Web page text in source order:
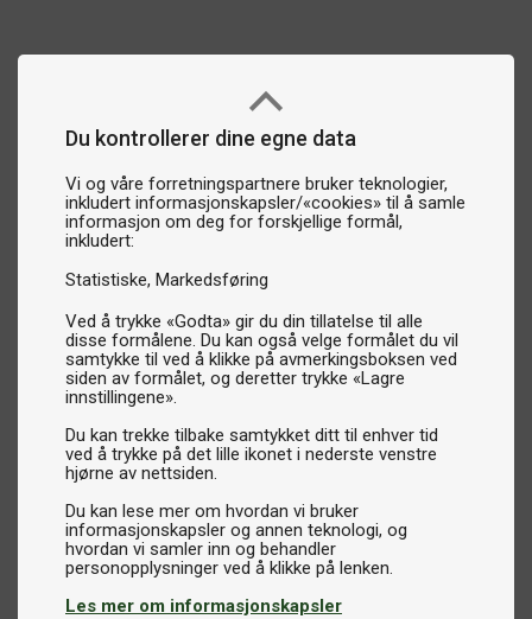
Du kontrollerer dine egne data
Vi og våre forretningspartnere bruker teknologier,
inkludert informasjonskapsler/«cookies» til å samle
informasjon om deg for forskjellige formål,
inkludert:
Statistiske Markedsføring
Ved å trykke «Godta» gir du din tillatelse til alle
disse formålene. Du kan også velge formålet du vil
samtykke til ved å klikke på avmerkingsboksen ved
siden av formålet, og deretter trykke «Lagre
innstillingene».
Du kan trekke tilbake samtykket ditt til enhver tid
ved å trykke på det lille ikonet i nederste venstre
hjørne av nettsiden.
Du kan lese mer om hvordan vi bruker
informasjonskapsler og annen teknologi, og
hvordan vi samler inn og behandler
Les mer om informasjonskapsler